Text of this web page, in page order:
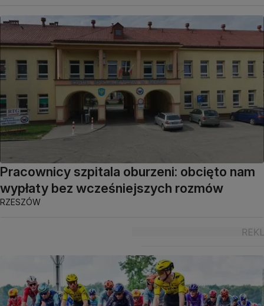
Pracownicy szpitala oburzeni: obcięto nam
wypłaty bez wcześniejszych rozmów
RZESZÓW